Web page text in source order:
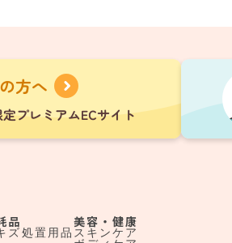
品
ズ処置用品
美容・健康
スキンケア